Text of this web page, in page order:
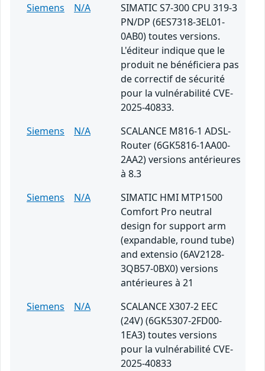
Siemens
N/A
SIMATIC S7-300 CPU 319-3
PN/DP (6ES7318-3EL01-
0AB0) toutes versions.
L'éditeur indique que le
produit ne bénéficiera pas
de correctif de sécurité
pour la vulnérabilité CVE-
2025-40833.
Siemens
N/A
SCALANCE M816-1 ADSL-
Router (6GK5816-1AA00-
2AA2) versions antérieures
à 8.3
Siemens
N/A
SIMATIC HMI MTP1500
Comfort Pro neutral
design for support arm
(expandable, round tube)
and extensio (6AV2128-
3QB57-0BX0) versions
antérieures à 21
Siemens
N/A
SCALANCE X307-2 EEC
(24V) (6GK5307-2FD00-
1EA3) toutes versions
pour la vulnérabilité CVE-
2025-40833